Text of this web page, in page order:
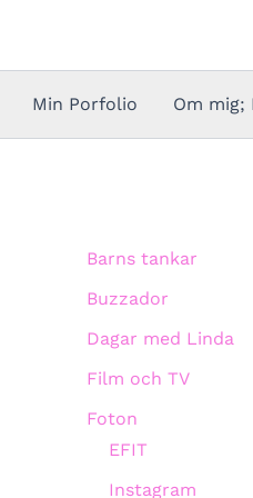
Min Porfolio Om mig;
Barns tankar
Buzzador
Dagar med Linda
Film och TV
Foton
EFIT
Instagram